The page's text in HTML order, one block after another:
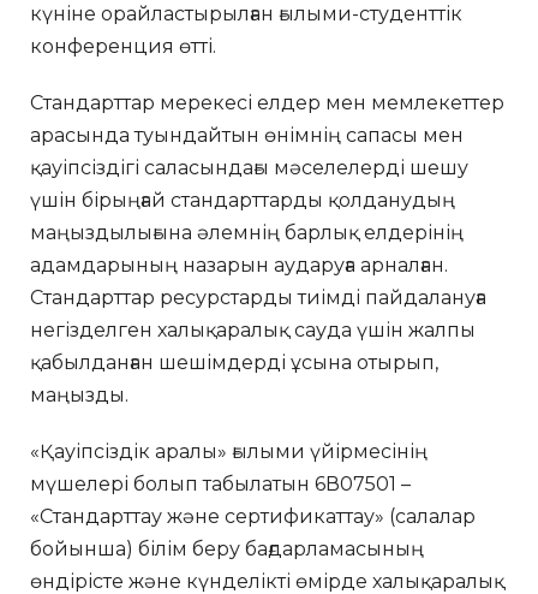
күніне орайластырылған ғылыми-студенттік
конференция өтті.
Стандарттар мерекесі елдер мен мемлекеттер
арасында туындайтын өнімнің сапасы мен
қауіпсіздігі саласындағы мәселелерді шешу
үшін бірыңғай стандарттарды қолданудың
маңыздылығына әлемнің барлық елдерінің
адамдарының назарын аударуға арналған.
Стандарттар ресурстарды тиімді пайдалануға
негізделген халықаралық сауда үшін жалпы
қабылданған шешімдерді ұсына отырып,
маңызды.
«Қауіпсіздік аралы» ғылыми үйірмесінің
мүшелері болып табылатын 6В07501 –
«Стандарттау және сертификаттау» (салалар
бойынша) білім беру бағдарламасының
өндірісте және күнделікті өмірде халықаралық